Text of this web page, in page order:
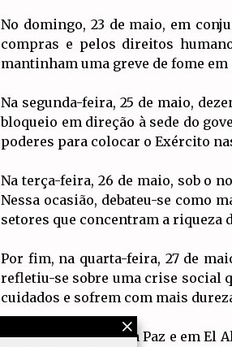
No domingo, 23 de maio, em
compras e pelos direitos
mantinham uma greve de fome
Na segunda-feira, 25 de maio,
bloqueio em direção à sede do
poderes para colocar o Exército
Na terça-feira, 26 de maio, sob o
Nessa ocasião, debateu-se como
setores que concentram a riqueza
Por fim, na quarta-feira, 27 de
refletiu-se sobre uma crise social
cuidados e sofrem com mais
Os dias de luta em La Paz e em